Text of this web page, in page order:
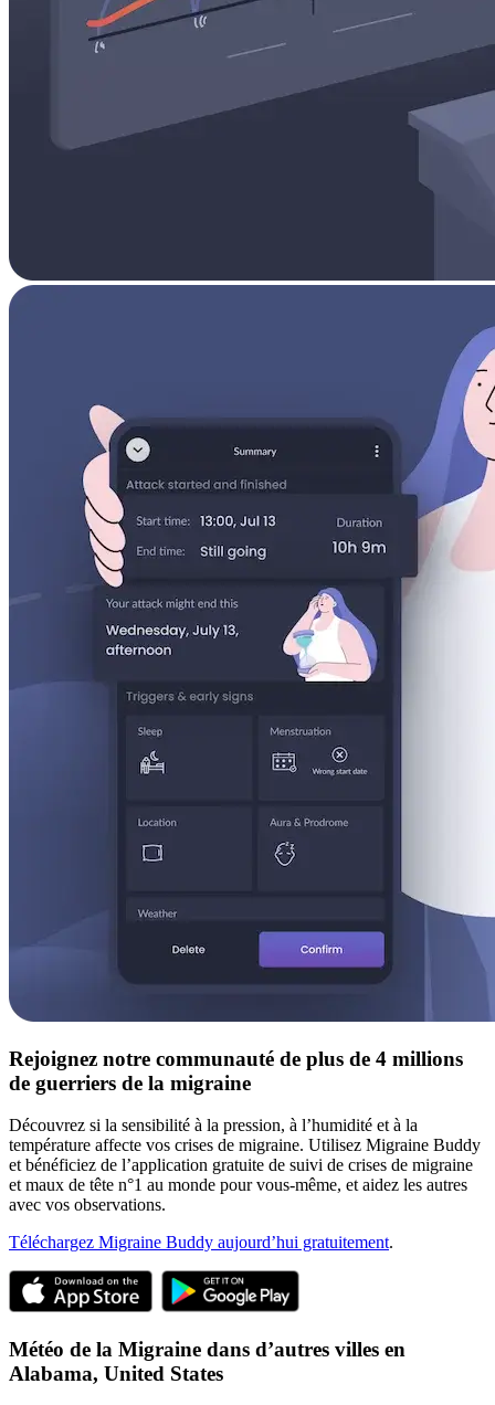
Rejoignez notre communauté de plus de 4 millions
de guerriers de la migraine
Découvrez si la sensibilité à la pression, à l’humidité et à la
température affecte vos crises de migraine. Utilisez Migraine Buddy
et bénéficiez de l’application gratuite de suivi de crises de migraine
et maux de tête n°1 au monde pour vous-même, et aidez les autres
avec vos observations.
Téléchargez Migraine Buddy aujourd’hui gratuitement.
Météo de la Migraine dans d’autres villes en
Alabama, United States